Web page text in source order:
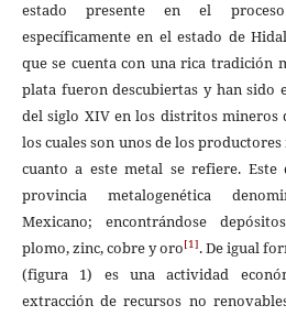
estado presente en el
específicamente en el estado de
que se cuenta con una rica tradición
plata fueron descubiertas y han sido
del siglo XIV en los distritos mineros
los cuales son unos de los
cuanto a este metal se refiere.
provincia metalogenética
Mexicano; encontrándose
plomo, zinc, cobre y oro[1]. De igual
(figura 1) es una actividad
extracción de recursos no